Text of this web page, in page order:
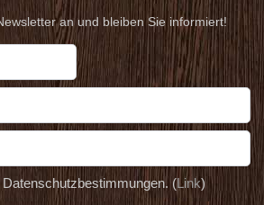
an und bleiben Sie informiert!
(Link)